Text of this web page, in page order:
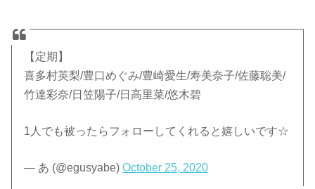
【定期】
喜多村英梨/豊口めぐみ/豊崎愛生/寿美奈子/佐藤聡美/
竹達彩奈/日笠陽子/日高里菜/悠木碧
1人でも被ったらフォローしてくれると嬉しいです☆
— あ (@egusyabe)October 25, 2020